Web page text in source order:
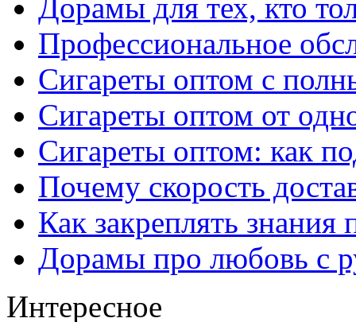
Дорамы для тех, кто
Профессиональное
Сигареты оптом с
Сигареты оптом от
Сигареты оптом: как
Почему скорость
Как закреплять знания
Дорамы про любовь с
Интересное